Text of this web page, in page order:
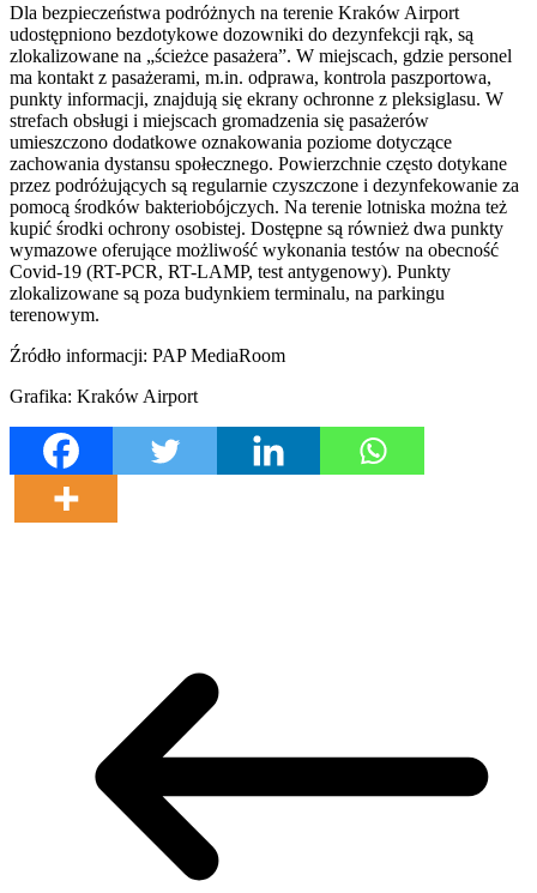
Dla bezpieczeństwa podróżnych na terenie Kraków Airport
udostępniono bezdotykowe dozowniki do dezynfekcji rąk, są
zlokalizowane na „ścieżce pasażera”. W miejscach, gdzie personel
ma kontakt z pasażerami, m.in. odprawa, kontrola paszportowa,
punkty informacji, znajdują się ekrany ochronne z pleksiglasu. W
strefach obsługi i miejscach gromadzenia się pasażerów
umieszczono dodatkowe oznakowania poziome dotyczące
zachowania dystansu społecznego. Powierzchnie często dotykane
przez podróżujących są regularnie czyszczone i dezynfekowanie za
pomocą środków bakteriobójczych. Na terenie lotniska można też
kupić środki ochrony osobistej. Dostępne są również dwa punkty
wymazowe oferujące możliwość wykonania testów na obecność
Covid-19 (RT-PCR, RT-LAMP, test antygenowy). Punkty
zlokalizowane są poza budynkiem terminalu, na parkingu
terenowym.
Źródło informacji: PAP MediaRoom
Grafika: Kraków Airport